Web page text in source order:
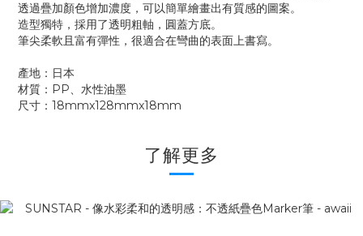
透過疊加顏色增加濃度，可以簡單繪畫出有質感的圖案。
造型獨特，採用了透明粗軸，圓蓋方底。
筆尖柔軟且富有彈性，很適合在彎曲的表面上書寫。
產地：日本
材質：PP、水性油墨
尺寸：18mmx128mmx18mm
了解更多